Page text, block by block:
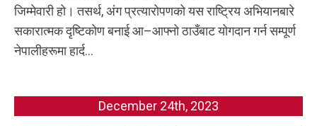
जिम्मेवारी हो। तसर्थ, अंग प्रत्यारोपणको यस राष्ट्रिय अभियानबारे
सकारात्मक दृष्टिकोण बनाई आ–आफ्नो ठाउँबाट योगदान गर्न सम्पूर्ण
नेपालीहरूमा हार्द...
December 24th, 2023